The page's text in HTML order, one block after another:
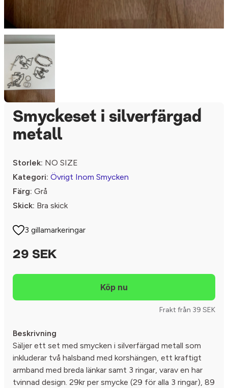
Smyckeset i silverfärgad
metall
Storlek: NO SIZE
Kategori: Övrigt Inom Smycken
Färg: Grå
Skick: Bra skick
3 gillamarkeringar
29 SEK
Frakt från 39 SEK
Beskrivning
Säljer ett set med smycken i silverfärgad metall som
inkluderar två halsband med korshängen, ett kraftigt
armband med breda länkar samt 3 ringar, varav en har
tvinnad design. 29kr per smycke (29 för alla 3 ringar), 89